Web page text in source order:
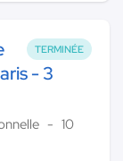
TERMINÉE
- 3
10